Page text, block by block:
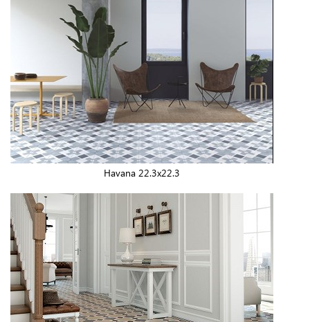
Havana 22.3x22.3